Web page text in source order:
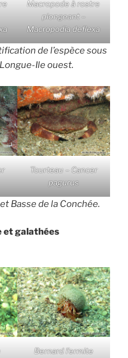
Macropode à rostre
plongeant –
Macropodia deflexa
de l’espèce sous
Ile ouest.
Tourteau – Cancer
pagurus
Basse de la Conchée.
et galathées
Bernard l’ermite